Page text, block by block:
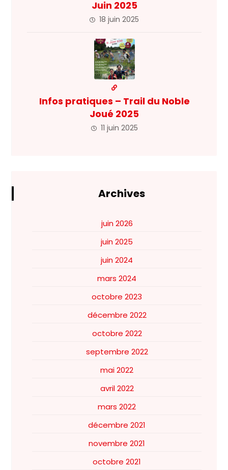
Juin 2025
18 juin 2025
Infos pratiques – Trail du Noble
Joué 2025
11 juin 2025
Archives
juin 2026
juin 2025
juin 2024
mars 2024
octobre 2023
décembre 2022
octobre 2022
septembre 2022
mai 2022
avril 2022
mars 2022
décembre 2021
novembre 2021
octobre 2021